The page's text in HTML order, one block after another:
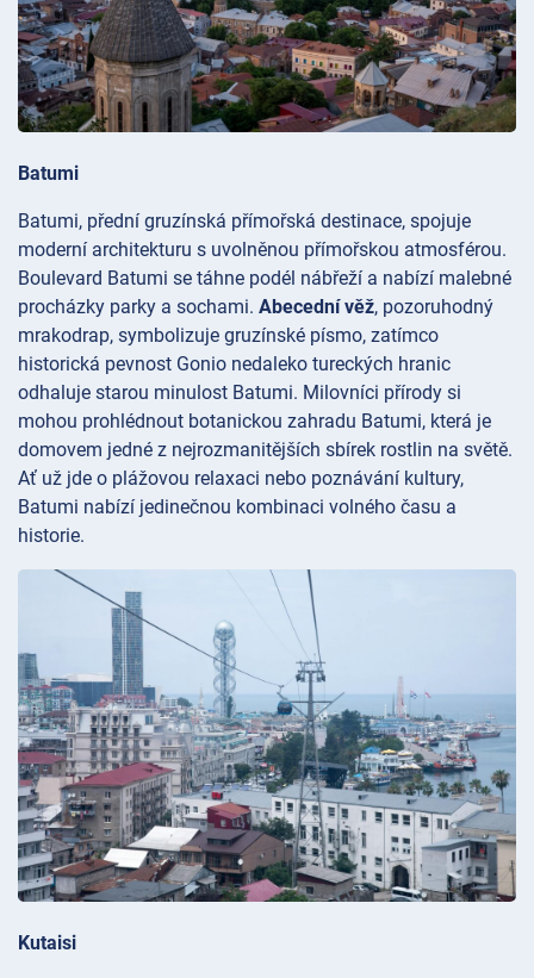
Batumi
Batumi, přední gruzínská přímořská destinace, spojuje
moderní architekturu s uvolněnou přímořskou atmosférou.
Boulevard Batumi se táhne podél nábřeží a nabízí malebné
procházky parky a sochami. Abecední věž, pozoruhodný
mrakodrap, symbolizuje gruzínské písmo, zatímco
historická pevnost Gonio nedaleko tureckých hranic
odhaluje starou minulost Batumi. Milovníci přírody si
mohou prohlédnout botanickou zahradu Batumi, která je
domovem jedné z nejrozmanitějších sbírek rostlin na světě.
Ať už jde o plážovou relaxaci nebo poznávání kultury,
Batumi nabízí jedinečnou kombinaci volného času a
historie.
Kutaisi